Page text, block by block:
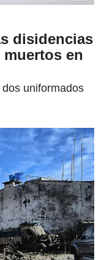
disidencias
en
uniformados